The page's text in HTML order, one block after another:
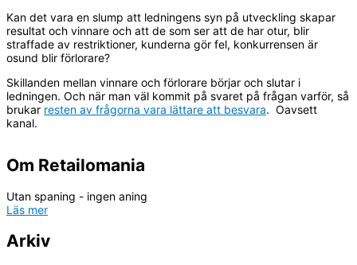
Kan det vara en slump att ledningens syn på utveckling skapar
resultat och vinnare och att de som ser att de har otur, blir
straffade av restriktioner, kunderna gör fel, konkurrensen är
osund blir förlorare?
Skillanden mellan vinnare och förlorare börjar och slutar i
ledningen. Och när man väl kommit på svaret på frågan varför, så
brukar resten av frågorna vara lättare att besvara. Oavsett
kanal.
Om Retailomania
Utan spaning - ingen aning
Läs mer
Arkiv